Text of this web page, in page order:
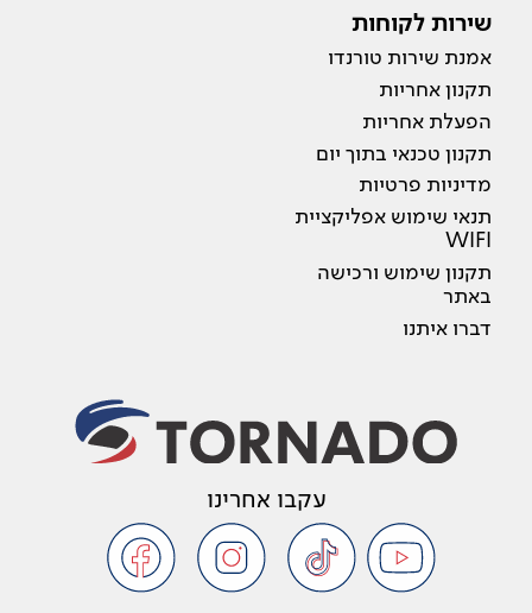
שירות לקוחות
אמנת שירות טורנדו
תקנון אחריות
הפעלת אחריות
תקנון טכנאי בתוך יום
מדיניות פרטיות
תנאי שימוש אפליקציית
WIFI
תקנון שימוש ורכישה
באתר
דברו איתנו
עקבו אחרינו